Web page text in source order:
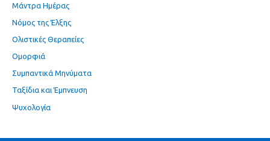
Μάντρα Ημέρας
Νόμος της Έλξης
Ολιστικές Θεραπείες
Ομορφιά
Συμπαντικά Μηνύματα
Ταξίδια και Έμπνευση
Ψυχολογία